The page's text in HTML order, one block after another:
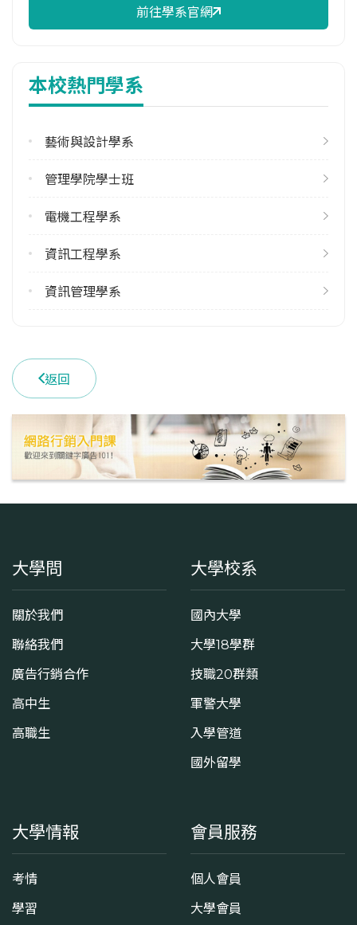
113學年度下學期
雙主修人數
113學年度上學期
1
學系電話
桃園市中壢區遠東路 135 號
前往學系官網
本校熱門學系
藝術與設計學系
管理學院學士班
電機工程學系
資訊工程學系
資訊管理學系
返回
大學問
關於我們
聯絡我們
廣告行銷合作
高中生
高職生
大學校系
國內大學
大學18學群
技職20群類
軍警大學
入學管道
國外留學
大學情報
考情
學習
會員服務
個人會員
大學會員